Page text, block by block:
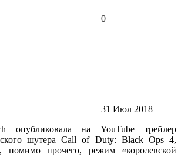
0
31 Июл 2018
опубликовала на YouTube трейлер
шутера Call of Duty: Black Ops 4,
помимо прочего, режим «королевской